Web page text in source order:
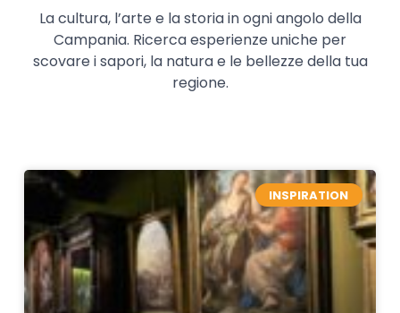
La cultura, l’arte e la storia in ogni angolo della
Campania. Ricerca esperienze uniche per
scovare i sapori, la natura e le bellezze della tua
regione.
INSPIRATION